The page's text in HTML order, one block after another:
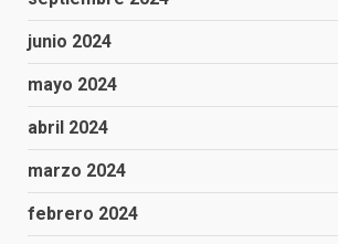
junio 2024
mayo 2024
abril 2024
marzo 2024
febrero 2024